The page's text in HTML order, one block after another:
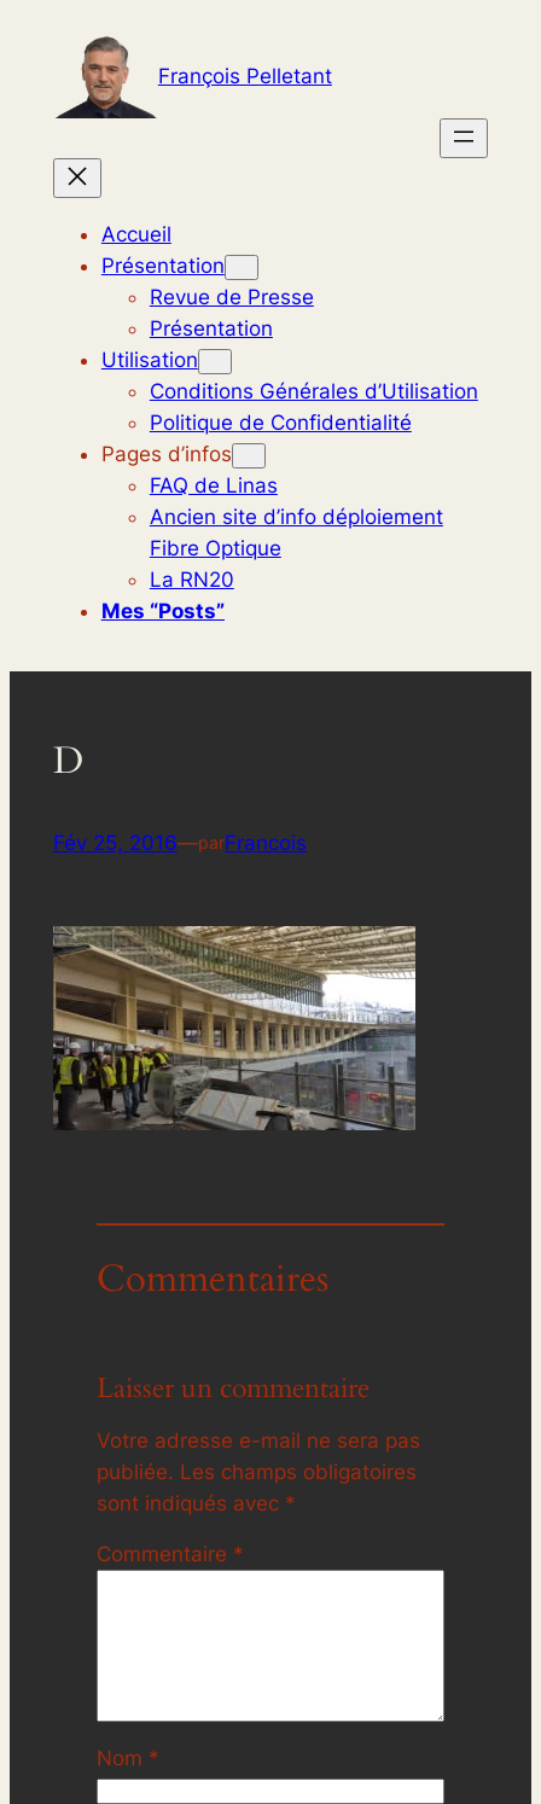
contenu
François Pelletant
Accueil
Présentation
Revue de Presse
Présentation
Utilisation
Conditions Générales d’Utilisation
Politique de Confidentialité
Pages d’infos
FAQ de Linas
Ancien site d’info déploiement
Fibre Optique
La RN20
Mes “posts”
D
Fév 25, 2016—parFrancois
Commentaires
Laisser un commentaire
Votre adresse e-mail ne sera pas
publiée. Les champs obligatoires
sont indiqués avec *
Commentaire *
Nom *